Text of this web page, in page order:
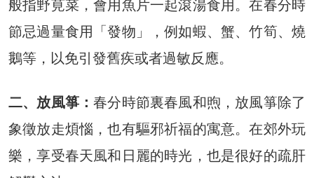
般指野莧菜，會用魚片一起滾湯食用。在春分時
節忌過量食用「發物」，例如蝦、蟹、竹筍、燒
鵝等，以免引發舊疾或者過敏反應。
二、放風箏：春分時節裏春風和煦，放風箏除了
象徵放走煩惱，也有驅邪祈福的寓意。在郊外玩
樂，享受春天風和日麗的時光，也是很好的疏肝